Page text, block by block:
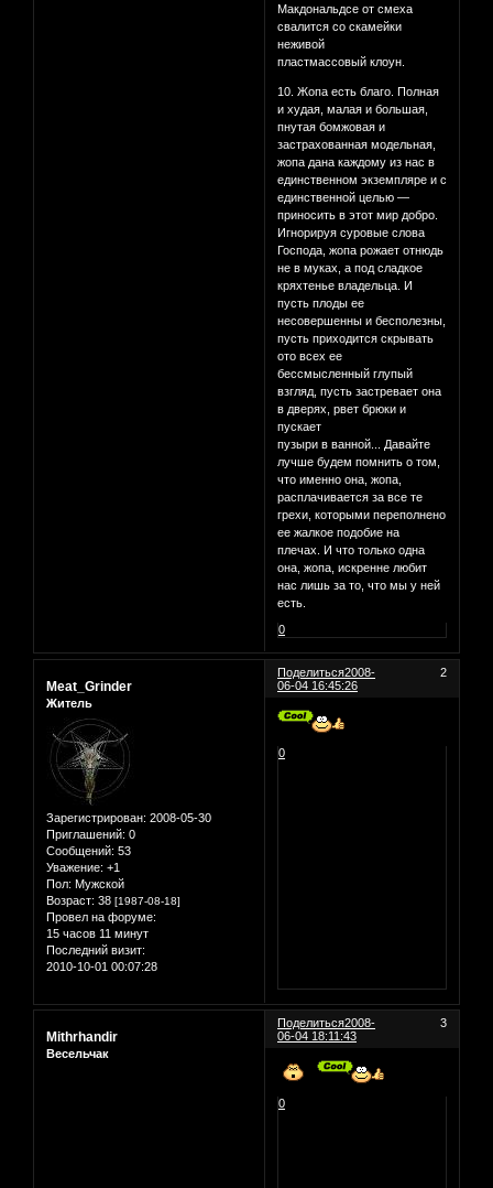
Макдональдсе от смеха
свалится со скамейки
неживой
пластмассовый клоун.
10. Жопа есть благо. Полная
и худая, малая и большая,
пнутая бомжовая и
застрахованная модельная,
жопа дана каждому из нас в
единственном экземпляре и с
единственной целью —
приносить в этот мир добро.
Игнорируя суровые слова
Господа, жопа рожает отнюдь
не в муках, а под сладкое
кряхтенье владельца. И
пусть плоды ее
несовершенны и бесполезны,
пусть приходится скрывать
ото всех ее
бессмысленный глупый
взгляд, пусть застревает она
в дверях, рвет брюки и
пускает
пузыри в ванной... Давайте
лучше будем помнить о том,
что именно она, жопа,
расплачивается за все те
грехи, которыми переполнено
ее жалкое подобие на
плечах. И что только одна
она, жопа, искренне любит
нас лишь за то, что мы у ней
есть.
0
Поделиться 2
2008-
06-04 16:45:26
Meat_Grinder
Житель
Зарегистрирован: 2008-05-30
Приглашений: 0
Сообщений: 53
Уважение: +1
Пол: Мужской
Возраст: 38 [1987-08-18]
Провел на форуме:
15 часов 11 минут
Последний визит:
2010-10-01 00:07:28
0
Поделиться 3
2008-
06-04 18:11:43
Mithrhandir
Весельчак
0